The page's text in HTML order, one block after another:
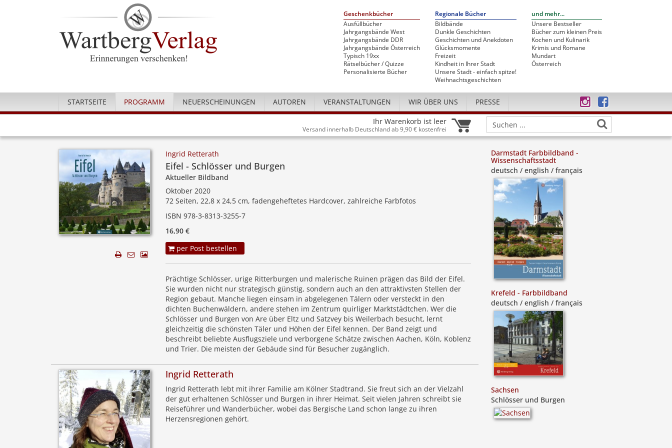
Geschenkbücher
Ausfüllbücher
Jahrgangsbände West
Jahrgangsbände DDR
Jahrgangsbände Österreich
Typisch 19xx
Rätselbücher / Quizze
Personalisierte Bücher
Regionale Bücher
Bildbände
Dunkle Geschichten
Geschichten und Anekdoten
Glücksmomente
Freizeit
Kindheit in Ihrer Stadt
Unsere Stadt - einfach spitze!
Weihnachtsgeschichten
und mehr...
Unsere Bestseller
Bücher zum kleinen Preis
Kochen und Kulinarik
Krimis und Romane
Mundart
Österreich
STARTSEITE PROGRAMM NEUERSCHEINUNGEN AUTOREN VERANSTALTUNGEN WIR ÜBER UNS PRESSE
Ihr Warenkorb ist leer
Versand innerhalb Deutschland ab 9,90 € kostenfrei
Ingrid Retterath
Eifel - Schlösser und Burgen
Aktueller Bildband
Oktober 2020
72 Seiten, 22,8 x 24,5 cm, fadengeheftetes Hardcover, zahlreiche Farbfotos
ISBN 978-3-8313-3255-7
16,90 €
per Post bestellen
Prächtige Schlösser, urige Ritterburgen und malerische Ruinen prägen das Bild der Eifel.
Sie wurden nicht nur strategisch günstig, sondern auch an den attraktivsten Stellen der
Region gebaut. Manche liegen einsam in abgelegenen Tälern oder versteckt in den
dichten Buchenwäldern, andere stehen im Zentrum quirliger Marktstädtchen. Wer die
Schlösser und Burgen von Are über Eltz und Satzvey bis Weilerbach besucht, lernt
gleichzeitig die schönsten Täler und Höhen der Eifel kennen. Der Band zeigt und
beschreibt beliebte Ausflugsziele und verborgene Schätze zwischen Aachen, Köln, Koblenz
und Trier. Die meisten der Gebäude sind für Besucher zugänglich.
Ingrid Retterath
Ingrid Retterath lebt mit ihrer Familie am Kölner Stadtrand. Sie freut sich an der Vielzahl
der gut erhaltenen Schlösser und Burgen in ihrer Heimat. Seit vielen Jahren schreibt sie
Reiseführer und Wanderbücher, wobei das Bergische Land schon lange zu ihren
Herzensregionen gehört.
Darmstadt Farbbildband -
Wissenschaftsstadt
deutsch / english / français
Krefeld - Farbbildband
deutsch / english / français
Sachsen
Schlösser und Burgen